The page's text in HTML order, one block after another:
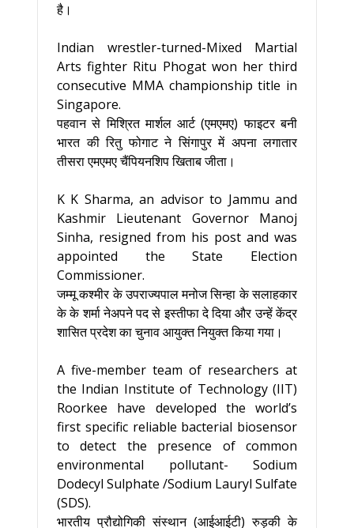
है।
Indian wrestler-turned-Mixed Martial
Arts fighter Ritu Phogat won her third
consecutive MMA championship title in
Singapore.
पहवान से मिश्रित मार्शल आर्ट (एमएमए) फाइटर बनी
भारत की रितु फोगाट ने सिंगापुर में अपना लगातार
तीसरा एमएमए चैंपियनशिप खिताब जीता।
K K Sharma, an advisor to Jammu and
Kashmir Lieutenant Governor Manoj
Sinha, resigned from his post and was
appointed the State Election
Commissioner.
जम्मू कश्मीर के उपराज्यपाल मनोज सिन्हा के सलाहकार
के के शर्मा नेअपने पद से इस्तीफा दे दिया और उन्हें केंद्र
शासित प्रदेश का चुनाव आयुक्त नियुक्त किया गया।
A five-member team of researchers at
the Indian Institute of Technology (IIT)
Roorkee have developed the world’s
first specific reliable bacterial biosensor
to detect the presence of common
environmental pollutant- Sodium
Dodecyl Sulphate /Sodium Lauryl Sulfate
(SDS).
भारतीय प्रौद्योगिकी संस्थान (आईआईटी) रुड़की के